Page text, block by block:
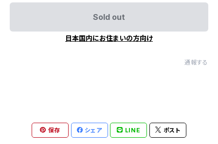
Sold out
日本国内にお住まいの方向け
通報する
保存 シェア LINE ポスト